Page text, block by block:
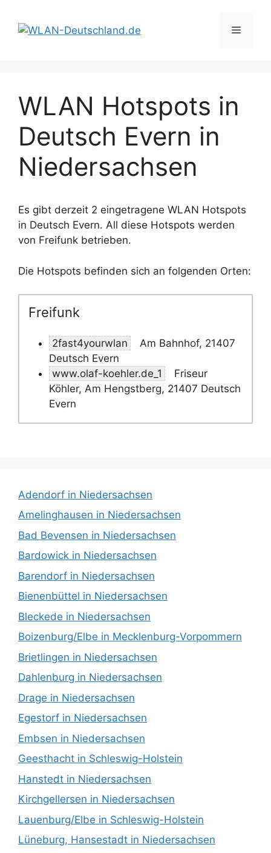
Inhalt
springen
Menü
WLAN Hotspots in
Deutsch Evern in
Niedersachsen
Es gibt derzeit 2 eingetragene WLAN Hotspots
in Deutsch Evern. All diese Hotspots werden
von Freifunk betrieben.
Die Hotspots befinden sich an folgenden Orten:
Freifunk
2fast4yourwlan
Am Bahnhof, 21407
Deutsch Evern
www.olaf-koehler.de_1
Friseur
Köhler, Am Hengstberg, 21407 Deutsch
Evern
Adendorf in Niedersachsen
Amelinghausen in Niedersachsen
Bad Bevensen in Niedersachsen
Bardowick in Niedersachsen
Barendorf in Niedersachsen
Bienenbüttel in Niedersachsen
Bleckede in Niedersachsen
Boizenburg/Elbe in Mecklenburg-Vorpommern
Brietlingen in Niedersachsen
Dahlenburg in Niedersachsen
Drage in Niedersachsen
Egestorf in Niedersachsen
Embsen in Niedersachsen
Geesthacht in Schleswig-Holstein
Hanstedt in Niedersachsen
Kirchgellersen in Niedersachsen
Lauenburg/Elbe in Schleswig-Holstein
Lüneburg, Hansestadt in Niedersachsen